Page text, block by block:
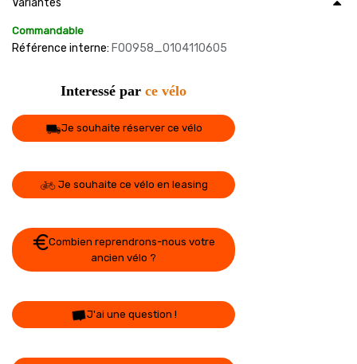
Commandable
Référence interne: F00958_0104110605
Interessé par ce vélo
Je souhaite réserver ce vélo
Je souhaite ce vélo en leasing
Combien reprendrons-nous votre
ancien vélo ?
J'ai une question !